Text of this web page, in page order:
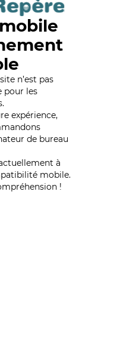
n’est pas
pour les
expérience,
de bureau
à
mobile.
!